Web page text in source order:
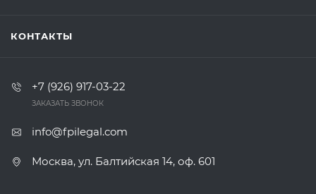
КОНТАКТЫ
+7 (926) 917-03-22
ЗАКАЗАТЬ ЗВОНОК
info@fpilegal.com
Москва, ул. Балтийская 14, оф. 601